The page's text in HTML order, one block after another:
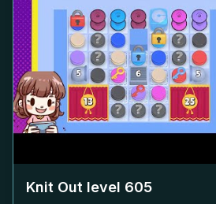
Knit Out level 605